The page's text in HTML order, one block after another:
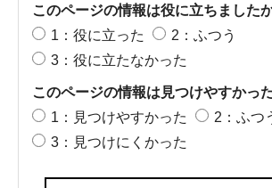
このページの情報は役に立ちました
1：役に立った
2：ふつう
3：役に立たなかった
このページの情報は見つけやすかっ
1：見つけやすかった
2：ふつ
3：見つけにくかった